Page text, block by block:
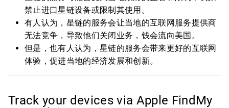
禁止进口星链设备或限制其使用。
有人认为，星链的服务会让当地的互联网服务提供商
无法竞争，导致他们关闭业务，钱会流向美国。
但是，也有人认为，星链的服务会带来更好的互联网
体验，促进当地的经济发展和创新。
Track your devices via Apple FindMy